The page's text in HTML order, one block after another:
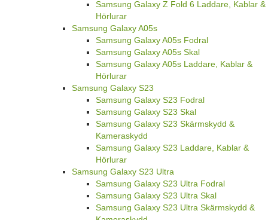
Samsung Galaxy Z Fold 6 Laddare, Kablar &
Hörlurar
Samsung Galaxy A05s
Samsung Galaxy A05s Fodral
Samsung Galaxy A05s Skal
Samsung Galaxy A05s Laddare, Kablar &
Hörlurar
Samsung Galaxy S23
Samsung Galaxy S23 Fodral
Samsung Galaxy S23 Skal
Samsung Galaxy S23 Skärmskydd &
Kameraskydd
Samsung Galaxy S23 Laddare, Kablar &
Hörlurar
Samsung Galaxy S23 Ultra
Samsung Galaxy S23 Ultra Fodral
Samsung Galaxy S23 Ultra Skal
Samsung Galaxy S23 Ultra Skärmskydd &